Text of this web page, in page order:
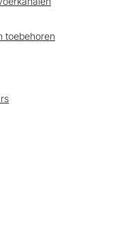
toebehoren